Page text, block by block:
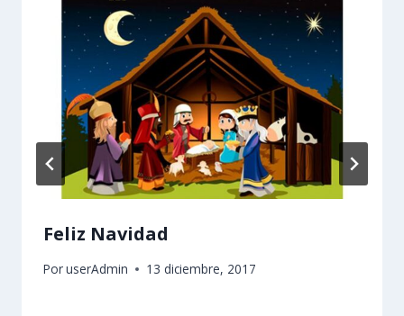
Feliz Navidad
PoruserAdmin 13 diciembre, 2017